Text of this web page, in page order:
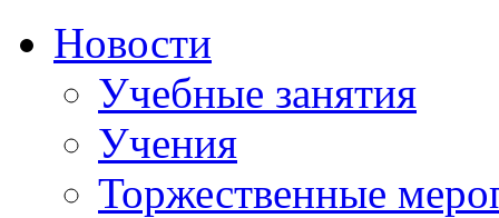
Новости
Учебные занятия
Учения
Торжественные